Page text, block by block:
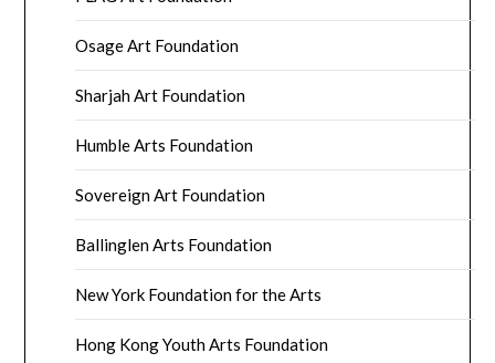
Osage Art Foundation
Sharjah Art Foundation
Humble Arts Foundation
Sovereign Art Foundation
Ballinglen Arts Foundation
New York Foundation for the Arts
Hong Kong Youth Arts Foundation